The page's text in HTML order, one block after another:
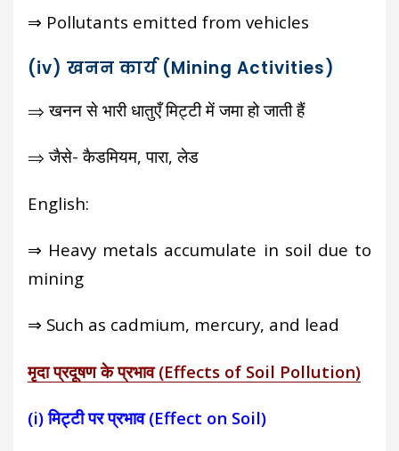
⇒ Pollutants emitted from vehicles
(iv) खनन कार्य (Mining Activities)
⇒ खनन से भारी धातुएँ मिट्टी में जमा हो जाती हैं
⇒ जैसे- कैडमियम, पारा, लेड
English:
⇒ Heavy metals accumulate in soil due to
mining
⇒ Such as cadmium, mercury, and lead
मृदा प्रदूषण के प्रभाव (Effects of Soil Pollution)
(i) मिट्टी पर प्रभाव (Effect on Soil)